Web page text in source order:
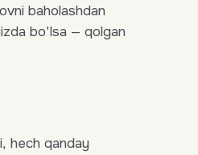
baholashdan
bo'lsa — qolgan
hech qanday